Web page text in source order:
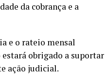
da cobrança e a
e o rateio mensal
obrigado a suportar
ação judicial.